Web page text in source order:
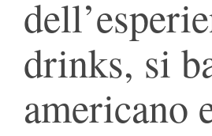
drinks, si
americano